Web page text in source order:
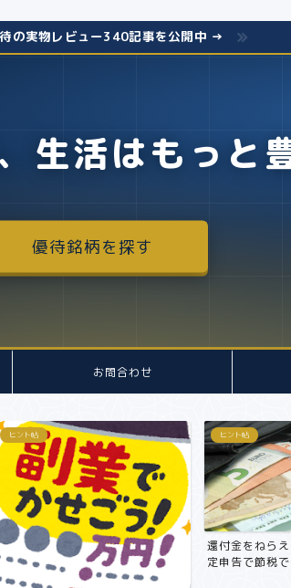
の実物レビュー340記事を公開中 →
生活はもっと
優待銘柄を探す
お問合わせ
ヒント帖 ヒント帖
還付金をねら
定申告で節税